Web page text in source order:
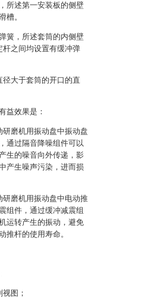
所述第一安装板的侧壁
槽。
簧，所述套筒的内侧壁
杆之间均设置有缓冲弹
大于套筒的开口的直
益效果是：
磨机用振动盘中振动盘
通过隔音降噪组件可以
生的噪音向外传递，影
产生噪声污染，进而损
磨机用振动盘中电动推
组件，通过缓冲减震组
运转产生的振动，避免
推杆的使用寿命。
图；